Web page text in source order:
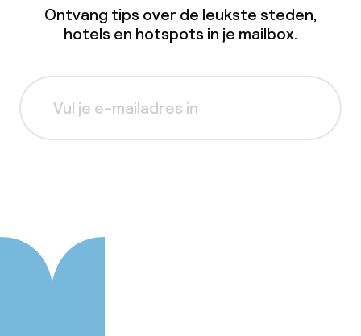
Ontvang tips over de leukste steden,
hotels en hotspots in je mailbox.